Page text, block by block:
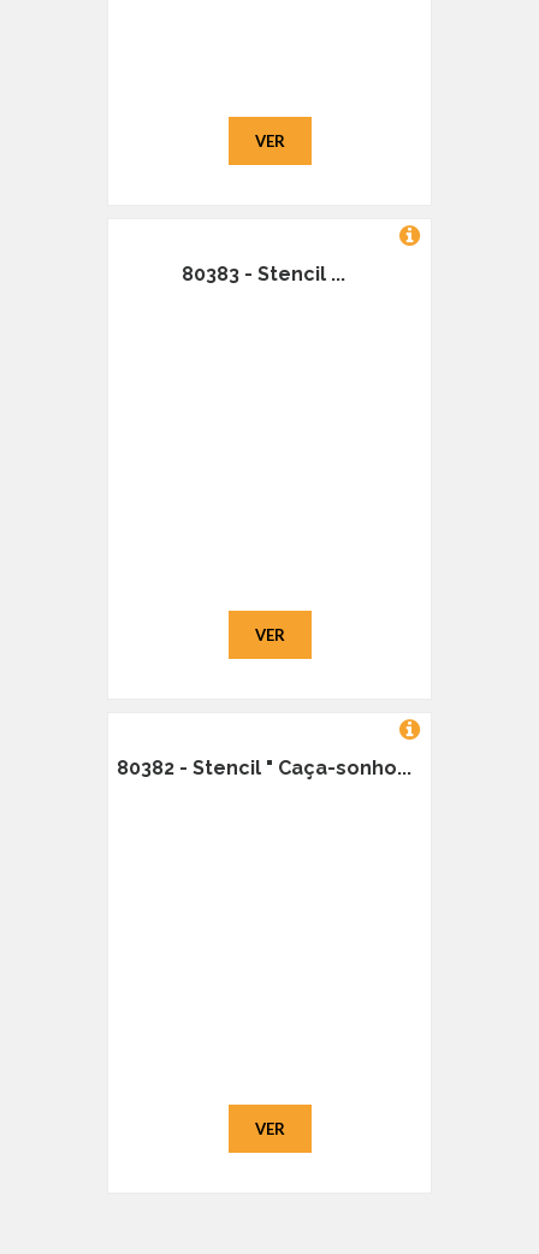
VER
80383 - Stencil ...
VER
80382 - Stencil " Caça-sonho...
VER